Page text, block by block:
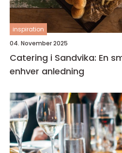
inspiration
04. November 2025
Catering i Sandvika: En
enhver anledning